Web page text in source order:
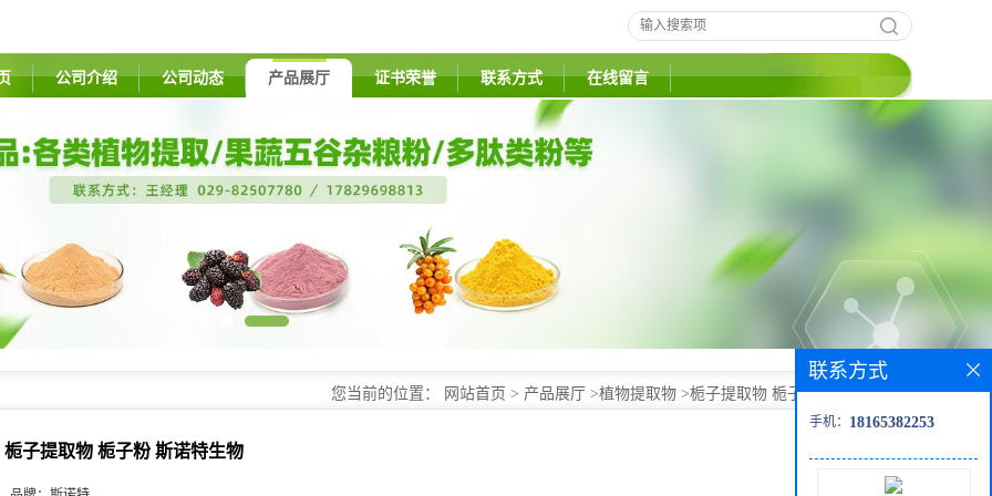
公司介绍 公司动态 产品展厅 证书荣誉 联系方式 在线留言
您当前的位置： 网站首页 > 产品展厅 >植物提取物 >栀子提取物 栀子粉 斯诺特生物
栀子提取物 栀子粉 斯诺特生物
联系方式
手机： 18165382253